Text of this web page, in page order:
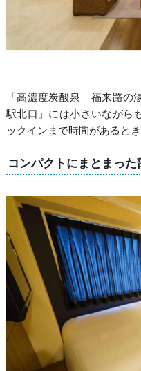
「高濃度炭酸泉 福来路の
駅北口」には小さいながら
ックインまで時間があると
コンパクトにまとまっ